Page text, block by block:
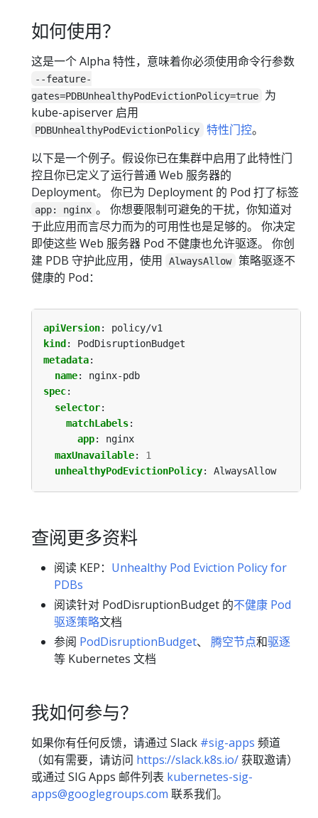
如何使用？
这是一个 Alpha 特性，意味着你必须使用命令行参数
--feature-
gates=PDBUnhealthyPodEvictionPolicy=true
为
kube-apiserver 启用
PDBUnhealthyPodEvictionPolicy 特性门控。
以下是一个例子。假设你已在集群中启用了此特性门
控且你已定义了运行普通 Web 服务器的
Deployment。 你已为 Deployment 的 Pod 打了标签
app: nginx 。 你想要限制可避免的干扰，你知道对
于此应用而言尽力而为的可用性也是足够的。 你决定
即使这些 Web 服务器 Pod 不健康也允许驱逐。 你创
建 PDB 守护此应用，使用
AlwaysAllow 策略驱逐不
健康的 Pod：
apiVersion:
policy/v1
kind :
PodDisruptionBudget
metadata:
name:
nginx-pdb
spec:
selector:
matchLabels:
app:
nginx
maxUnavailable:
1
unhealthyPodEvictionPolicy: AlwaysAllow
查阅更多资料
阅读 KEP： Unhealthy Pod Eviction Policy for
PDBs
阅读针对 PodDisruptionBudget 的不健康 Pod
驱逐策略文档
参阅 PodDisruptionBudget、 腾空节点和驱逐
等 Kubernetes 文档
我如何参与？
如果你有任何反馈，请通过 Slack #sig-apps 频道
（如有需要，请访问 https://slack.k8s.io/获取邀请）
或通过 SIG Apps 邮件列表 kubernetes-sig-
apps@googlegroups.com 联系我们。